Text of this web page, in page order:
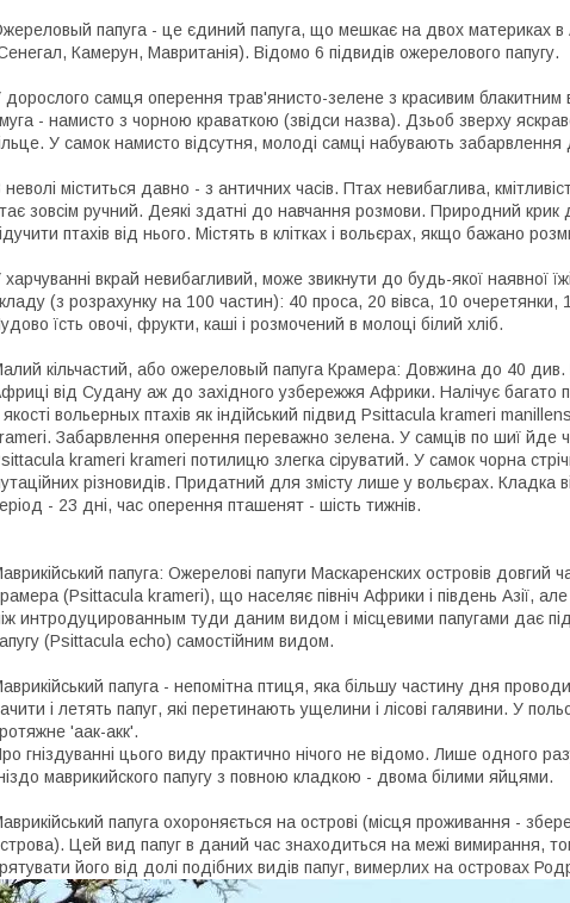
папуга - це єдиний папуга, що мешкає на двох материках в
Камерун, Мавританія). Відомо 6 підвидів ожерелового папугу.
дорослого самця оперення трав'янисто-зелене з красивим
- намисто з чорною краваткою (звідси назва). Дзьоб зверху
У самок намисто відсутня, молоді самці набувають забарвлення
неволі міститься давно - з античних часів. Птах невибаглива,
зовсім ручний. Деякі здатні до навчання розмови. Природний крик
птахів від нього. Містять в клітках і вольєрах, якщо бажано
харчуванні вкрай невибагливий, може звикнути до будь-якої наявної
(з розрахунку на 100 частин): 40 проса, 20 вівса, 10
їсть овочі, фрукти, каші і розмочений в молоці білий хліб.
кільчастий, або ожереловый папуга Крамера: Довжина до 40 див.
від Судану аж до західного узбережжя Африки. Налічує багато
якості вольерных птахів як індійський підвид Psittacula krameri
Забарвлення оперення переважно зелена. У самців по шиї йде
krameri krameri потилицю злегка сіруватий. У самок чорна
різновидів. Придатний для змісту лише у вольєрах. Кладка
- 23 дні, час оперення пташенят - шість тижнів.
папуга: Ожерелові папуги Маскаренских островів довгий
(Psittacula krameri), що населяє північ Африки і південь Азії, але
интродуцированным туди даним видом і місцевими папугами дає
(Psittacula echo) самостійним видом.
папуга - непомітна птиця, яка більшу частину дня
і летять папуг, які перетинають ущелини і лісові галявини. У
'аак-акк'.
гніздуванні цього виду практично нічого не відомо. Лише одного
маврикийского папугу з повною кладкою - двома білими яйцями.
папуга охороняється на острові (місця проживання -
Цей вид папуг в даний час знаходиться на межі вимирання,
його від долі подібних видів папуг, вимерлих на островах